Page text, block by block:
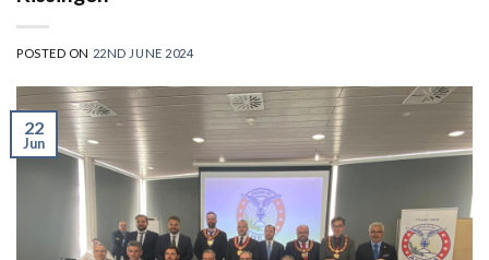
POSTED ON 22ND JUNE 2024
22
Jun